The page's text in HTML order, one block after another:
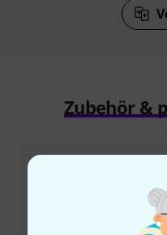
Zubehör &